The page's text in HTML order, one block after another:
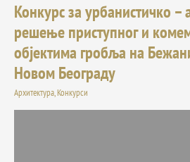
Конкурс за урбанистичко –
решење приступног и
објектима гробља на
Новом Београду
Архитектура,Конкурси
Конкурс
урбанистичко
–
архитектонско
решење
приступног
и